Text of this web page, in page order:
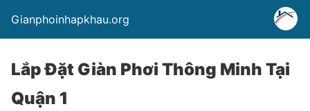
Gianphoinhapkhau.org
Lắp Đặt Giàn Phơi Thông Minh Tại
Quận 1